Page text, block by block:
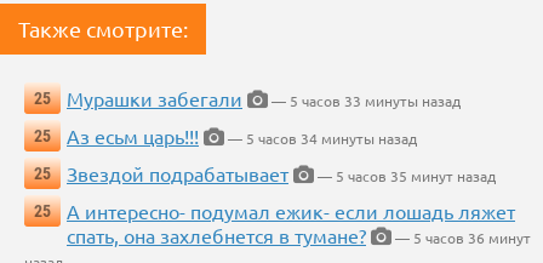
Также смотрите:
25 Мурашки забегали
— 5 часов 33 минуты назад
25
Аз есьм царь!!!
— 5 часов 34 минуты назад
25
Звездой подрабатывает
— 5 часов 35 минут назад
25
А интересно- подумал ежик- если лошадь ляжет
спать, она захлебнется в тумане?
— 5 часов 36 минут